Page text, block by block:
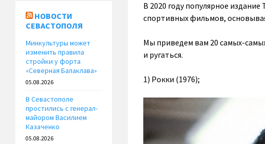
В 2020 году популярное
спортивных фильмов,
Мы приведем вам 20 самых-
и ругаться.
1) Рокки (1976);
НОВОСТИ
СЕВАСТОПОЛЯ
Минкультуры может
изменить правила
стройки у форта
«Северная Балаклава»
05.08.2026
В Севастополе
простились с генерал-
майором Василием
Казаченко
05.08.2026